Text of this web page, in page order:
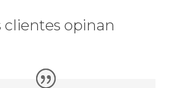
clientes opinan